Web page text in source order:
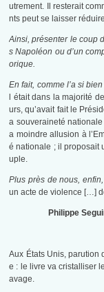
utrement. Il resterait
nts peut se laisser
Ainsi, présenter le coup
s Napoléon ou d’un
orique.
En fait, comme l’a si
l était dans la majorité
urs, qu’avait fait le
a souveraineté
a moindre allusion à
é nationale ; il proposait
uple.
Plus près de nous, enfin,
un acte de violence […]
Philippe
Aux États Unis, parution
e : le livre va cristalliser
avage.